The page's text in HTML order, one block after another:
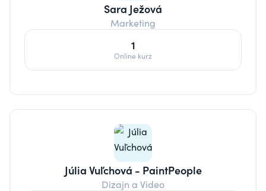
Sara Ježová
Marketing
1
Online kurz
Júlia Vuľchová - PaintPeople
Dizajn a Video